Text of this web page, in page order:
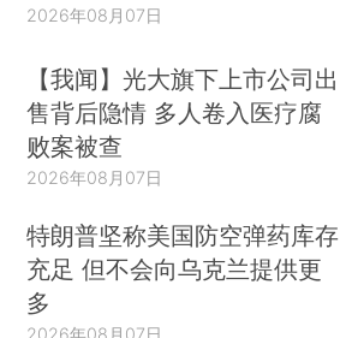
2026年08月07日
【我闻】光大旗下上市公司出
售背后隐情 多人卷入医疗腐
败案被查
2026年08月07日
特朗普坚称美国防空弹药库存
充足 但不会向乌克兰提供更
多